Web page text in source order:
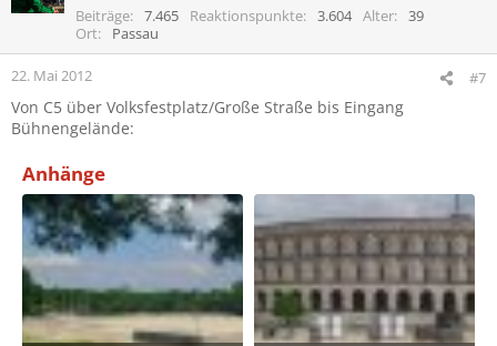
i
n
e
:
Beiträge
7.465 Reaktionspunkte 3.604 Alter
39
Ort
Passau
22. Mai 2012 #7
Von C5 über Volksfestplatz/Große Straße bis Eingang
Bühnengelände:
Anhänge